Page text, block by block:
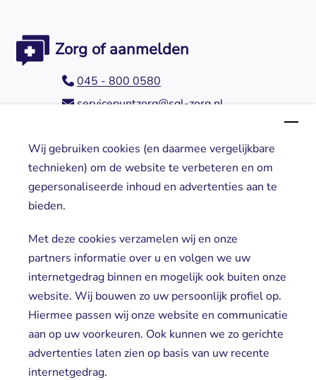
Wij gebruiken cookies (en daarmee vergelijkbare
technieken) om de website te verbeteren en om
gepersonaliseerde inhoud en advertenties aan te
bieden.
Met deze cookies verzamelen wij en onze
partners informatie over u en volgen we uw
internetgedrag binnen en mogelijk ook buiten onze
website. Wij bouwen zo uw persoonlijk profiel op.
Hiermee passen wij onze website en communicatie
aan op uw voorkeuren. Ook kunnen we zo gerichte
advertenties laten zien op basis van uw recente
internetgedrag.
Zorg of aanmelden
045 - 800 0580
servicepuntzorg@sgl-zorg.nl
Direct naar
Locaties
Vrijwilligers
Aanmelden nieuwsbrief